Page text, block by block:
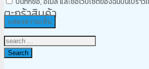
ตะกร้าสินค้า
Search